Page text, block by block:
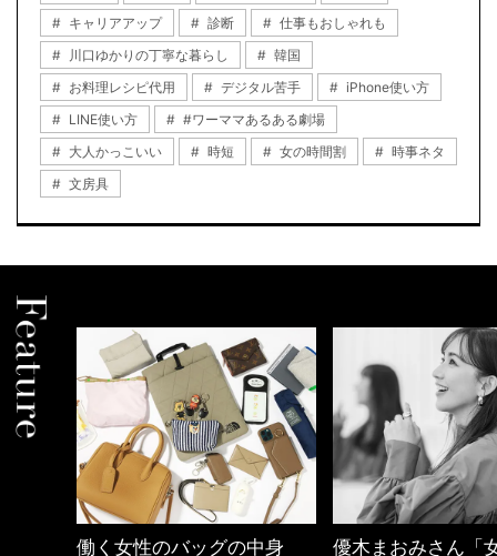
キャリアアップ
診断
仕事もおしゃれも
川口ゆかりの丁寧な暮らし
韓国
お料理レシピ代用
デジタル苦手
iPhone使い方
LINE使い方
#ワーママあるある劇場
大人かっこいい
時短 女の時間割
時事ネタ
文房具
優木まおみさん「女の時間
【ワーママの